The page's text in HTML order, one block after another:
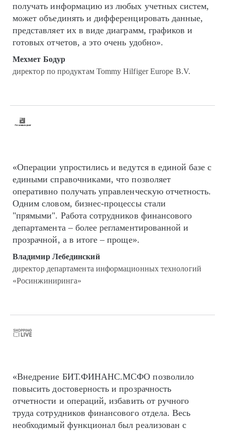
получать информацию из любых учетных систем,
может объединять и дифференцировать данные,
представляет их в виде диаграмм, графиков и
готовых отчетов, а это очень удобно».
Мехмет Бодур
директор по продуктам Tommy Hilfiger Europe B.V.
«Операции упростились и ведутся в единой базе с
едиными справочниками, что позволяет
оперативно получать управленческую отчетность.
Одним словом, бизнес-процессы стали
"прямыми". Работа сотрудников финансового
департамента – более регламентированной и
прозрачной, а в итоге – проще».
Владимир Лебединский
директор департамента информационных технологий
«Росинжиниринга»
«Внедрение БИТ.ФИНАНС.МСФО позволило
повысить достоверность и прозрачность
отчетности и операций, избавить от ручного
труда сотрудников финансового отдела. Весь
необходимый функционал был реализован с